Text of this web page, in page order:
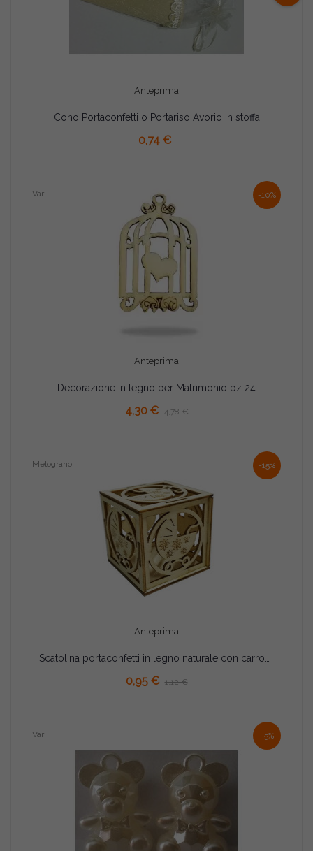
Anteprima
Cono Portaconfetti o Portariso Avorio in stoffa
0,74 €
-10%
Anteprima
Vari
Decorazione in legno per Matrimonio pz 24
4,30 € 4,78 €
-15%
Anteprima
Melograno
0,95 € 1,12 €
-5%
Vari